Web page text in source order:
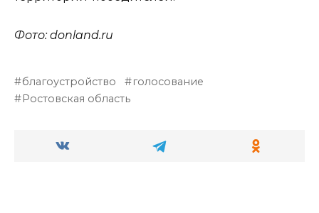
Фото: donland.ru
благоустройство
голосование
Ростовская область